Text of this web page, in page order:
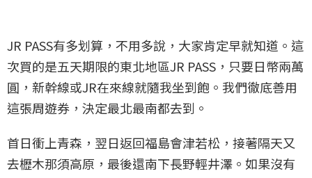
JR PASS有多划算，不用多說，大家肯定早就知道。這
次買的是五天期限的東北地區JR PASS，只要日幣兩萬
圓，新幹線或JR在來線就隨我坐到飽。我們徹底善用
這張周遊券，決定最北最南都去到。
首日衝上青森，翌日返回福島會津若松，接著隔天又
去櫪木那須高原，最後還南下長野輕井澤。如果沒有